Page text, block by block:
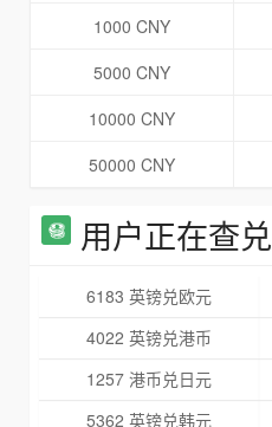
1000 CNY
5000 CNY
10000 CNY
50000 CNY
用户正在查兑
6183 英镑兑欧元
4022 英镑兑港币
1257 港币兑日元
5362 英镑兑韩元